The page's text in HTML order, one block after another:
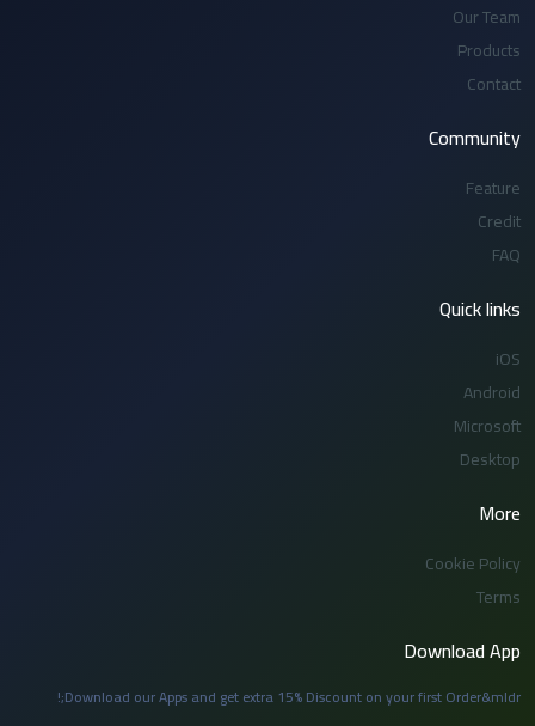
Our Team
Products
Contact
Community
Feature
Credit
FAQ
Quick links
iOS
Android
Microsoft
Desktop
More
Cookie Policy
Terms
Download App
Download our Apps and get extra 15% Discount on your first Order&mldr;!